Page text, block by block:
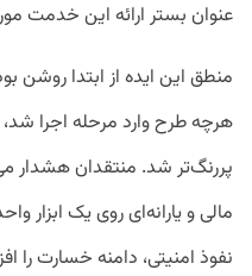
عنوان بستر ارائه این خدمت
منطق این ایده از ابتدا روشن
هرچه طرح وارد مرحله اجرا شد،
پررنگ‌تر شد. منتقدان هشدار
مالی و یارانه‌ای روی یک ابزار
نفوذ امنیتی، دامنه خسارت را